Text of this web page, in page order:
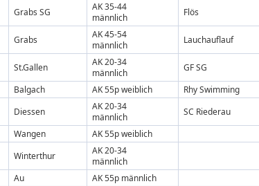
Grabs SG
AK 35-44
männlich
Flös
Grabs
AK 45-54
männlich
Lauchauflauf
St.Gallen
AK 20-34
männlich
GF SG
Balgach AK 55p weiblich Rhy Swimming
Diessen
AK 20-34
männlich
SC Riederau
Wangen AK 55p weiblich
Winterthur
AK 20-34
männlich
Au AK 55p männlich